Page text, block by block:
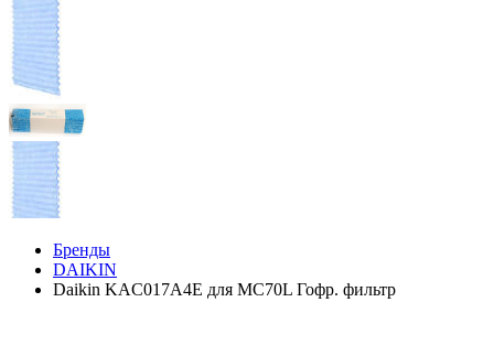
Бренды
DAIKIN
Daikin KAC017A4E для МС70L Гофр. фильтр